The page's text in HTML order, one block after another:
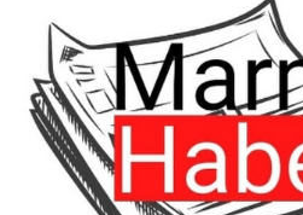
Kamuoyuna duyurulur;
#GÜNDEM
Tarih:16 Haziran,